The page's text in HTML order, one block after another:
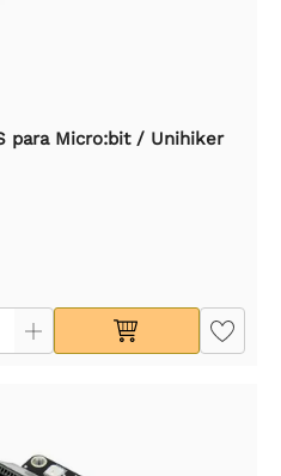
para Micro:bit / Unihiker